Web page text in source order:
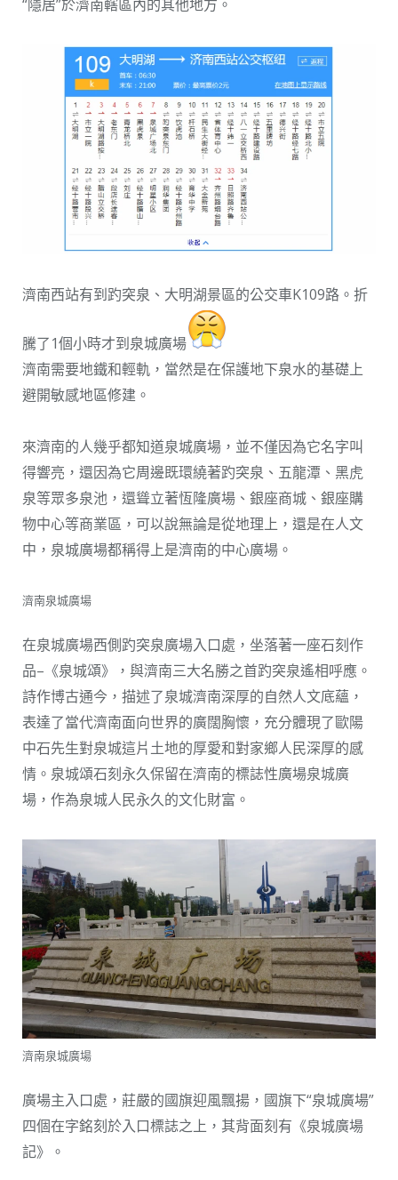
“隱居”於濟南轄區內的其他地方。
濟南西站有到趵突泉、大明湖景區的公交車K109路。折
騰了1個小時才到泉城廣場
濟南需要地鐵和輕軌，當然是在保護地下泉水的基礎上
避開敏感地區修建。
來濟南的人幾乎都知道泉城廣場，並不僅因為它名字叫
得響亮，還因為它周邊既環繞著趵突泉、五龍潭、黑虎
泉等眾多泉池，還聳立著恆隆廣場、銀座商城、銀座購
物中心等商業區，可以說無論是從地理上，還是在人文
中，泉城廣場都稱得上是濟南的中心廣場。
濟南泉城廣場
在泉城廣場西側趵突泉廣場入口處，坐落著一座石刻作
品–《泉城頌》，與濟南三大名勝之首趵突泉遙相呼應。
詩作博古通今，描述了泉城濟南深厚的自然人文底蘊，
表達了當代濟南面向世界的廣闊胸懷，充分體現了歐陽
中石先生對泉城這片土地的厚愛和對家鄉人民深厚的感
情。泉城頌石刻永久保留在濟南的標誌性廣場泉城廣
場，作為泉城人民永久的文化財富。
濟南泉城廣場
廣場主入口處，莊嚴的國旗迎風飄揚，國旗下“泉城廣場”
四個在字銘刻於入口標誌之上，其背面刻有《泉城廣場
記》。